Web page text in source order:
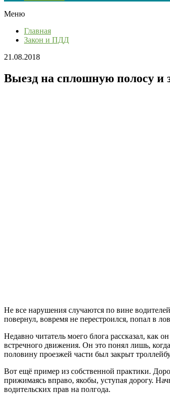
Меню
Главная
Закон и ПДД
21.08.2018
Выезд на сплошную полосу и
Не все нарушения случаются по вине
повернул, вовремя не перестроился, попал в
Недавно читатель моего блога рассказал,
встречного движения. Он это понял лишь,
половину проезжей части был закрыт
Вот ещё пример из собственной практики.
прижимаясь вправо, якобы, уступая дорогу.
водительских прав на полгода.